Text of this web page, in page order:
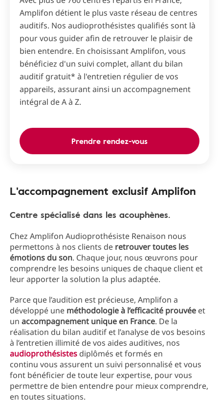
Amplifon détient le plus vaste réseau de centres
auditifs. Nos audioprothésistes qualifiés sont là
pour vous guider afin de retrouver le plaisir de
bien entendre. En choisissant Amplifon, vous
bénéficiez d'un suivi complet, allant du bilan
auditif gratuit* à l'entretien régulier de vos
appareils, assurant ainsi un accompagnement
intégral de A à Z.
Prendre rendez-vous
L'accompagnement exclusif Amplifon
Centre spécialisé dans les acouphènes.
Chez Amplifon Audioprothésiste Renaison nous
permettons à nos clients de retrouver toutes les
émotions du son. Chaque jour, nous œuvrons pour
comprendre les besoins uniques de chaque client et
leur apporter la solution la plus adaptée.
Parce que l’audition est précieuse, Amplifon a
développé une méthodologie à l’efficacité prouvée et
un accompagnement unique en France. De la
réalisation du bilan auditif et l’analyse de vos besoins
à l’entretien illimité de vos aides auditives, nos
audioprothésistes diplômés et formés en
continu vous assurent un suivi personnalisé et vous
font bénéficier de toute leur expertise, pour vous
permettre de bien entendre pour mieux comprendre,
en toutes situations.